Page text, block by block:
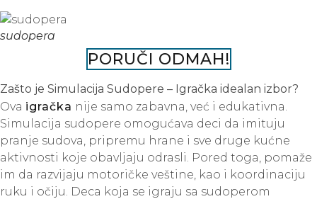
sudopera
PORUČI ODMAH!
Zašto je Simulacija Sudopere – Igračka idealan izbor?
Ova igračka nije samo zabavna, već i edukativna.
Simulacija sudopere omogućava deci da imituju
pranje sudova, pripremu hrane i sve druge kućne
aktivnosti koje obavljaju odrasli. Pored toga, pomaže
im da razvijaju motoričke veštine, kao i koordinaciju
ruku i očiju. Deca koja se igraju sa sudoperom